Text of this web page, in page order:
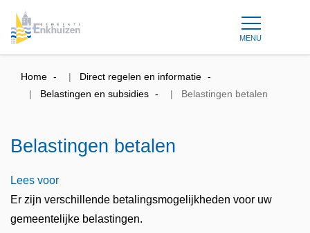
MENU
Home
Direct regelen en informatie
Belastingen en subsidies
Belastingen betalen
Belastingen betalen
Lees voor
Er zijn verschillende betalingsmogelijkheden voor uw
gemeentelijke belastingen.